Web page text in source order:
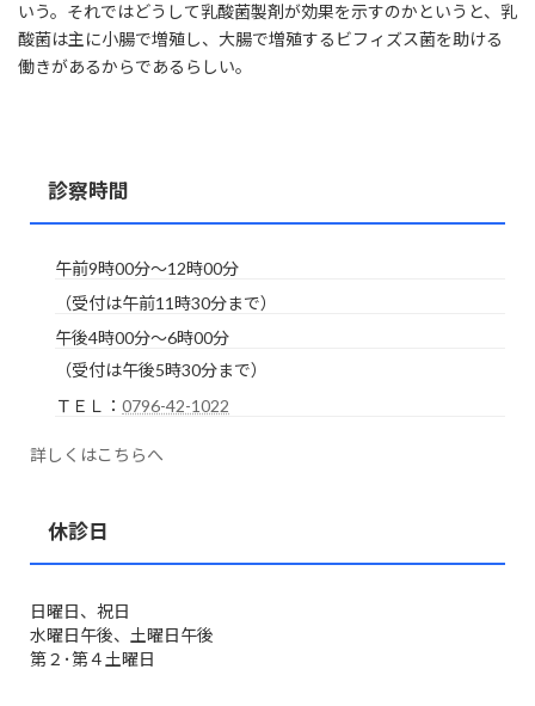
いう。それではどうして乳酸菌製剤が効果を示すのかというと、乳
酸菌は主に小腸で増殖し、大腸で増殖するビフィズス菌を助ける
働きがあるからであるらしい。
診察時間
午前9時00分～12時00分
（受付は午前11時30分まで）
午後4時00分～6時00分
（受付は午後5時30分まで）
ＴＥＬ： 0796-42-1022
詳しくはこちらへ
休診日
日曜日、祝日
水曜日午後、土曜日午後
第２･第４土曜日